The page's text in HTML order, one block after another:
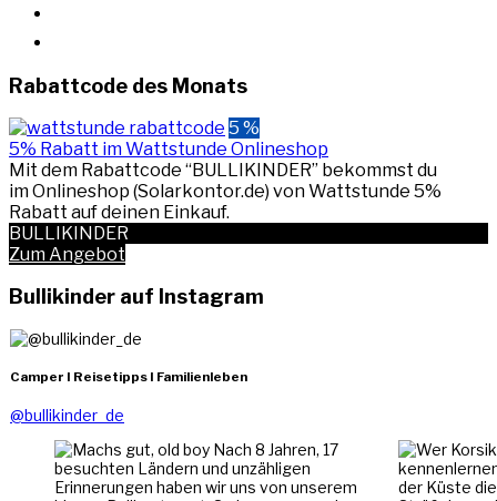
Rabattcode des Monats
5 %
5% Rabatt im Wattstunde Onlineshop
Mit dem Rabattcode “BULLIKINDER” bekommst du
im Onlineshop (Solarkontor.de) von Wattstunde 5%
Rabatt auf deinen Einkauf.
BULLIKINDER
Zum Angebot
Bullikinder auf Instagram
Camper I Reisetipps I Familienleben
@bullikinder_de